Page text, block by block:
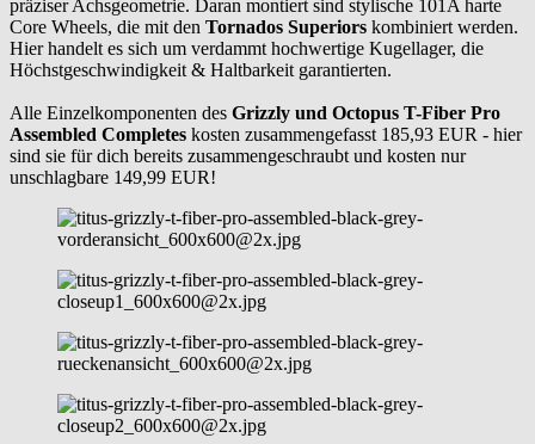
präziser Achsgeometrie. Daran montiert sind stylische 101A harte
Core Wheels, die mit den Tornados Superiors kombiniert werden.
Hier handelt es sich um verdammt hochwertige Kugellager, die
Höchstgeschwindigkeit & Haltbarkeit garantierten.
Alle Einzelkomponenten des Grizzly und Octopus T-Fiber Pro
Assembled Completes kosten zusammengefasst 185,93 EUR - hier
sind sie für dich bereits zusammengeschraubt und kosten nur
unschlagbare 149,99 EUR!